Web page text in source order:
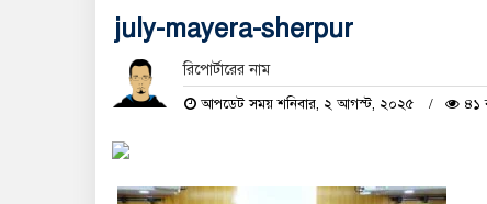
july-mayera-sherpur
রিপোর্টারের নাম
আপডেট সময় শনিবার, ২ আগস্ট, ২০২৫ ৪১